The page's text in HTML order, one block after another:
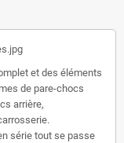
et des éléments
de pare-chocs
arrière,
série tout se passe